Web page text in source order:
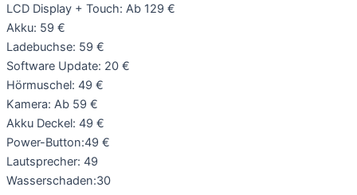
LCD Display + Touch: Ab 129 €
Akku: 59 €
Ladebuchse: 59 €
Software Update: 20 €
Hörmuschel: 49 €
Kamera: Ab 59 €
Akku Deckel: 49 €
Power-Button:49 €
Lautsprecher: 49
Wasserschaden:30